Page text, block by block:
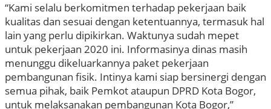
“Kami selalu berkomitmen terhadap pekerjaan baik
kualitas dan sesuai dengan ketentuannya, termasuk hal
lain yang perlu dipikirkan. Waktunya sudah mepet
untuk pekerjaan 2020 ini. Informasinya dinas masih
menunggu dikeluarkannya paket pekerjaan
pembangunan fisik. Intinya kami siap bersinergi dengan
semua pihak, baik Pemkot ataupun DPRD Kota Bogor,
untuk melaksanakan pembangunan Kota Bogor,”